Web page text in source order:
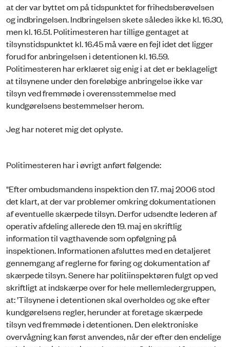
at der var byttet om på tidspunktet for frihedsberøvelsen
og indbringelsen. Indbringelsen skete således ikke kl. 16.30,
men kl. 16.51. Politimesteren har tillige gentaget at
tilsynstidspunktet kl. 16.45 må være en fejl idet det ligger
forud for anbringelsen i detentionen kl. 16.59.
Politimesteren har erklæret sig enig i at det er beklageligt
at tilsynene under den foreløbige anbringelse ikke var
tilsyn ved fremmøde i overensstemmelse med
kundgørelsens bestemmelser herom.
Jeg har noteret mig det oplyste.
Politimesteren har i øvrigt anført følgende:
"Efter ombudsmandens inspektion den 17. maj 2006 stod
det klart, at der var problemer omkring dokumentationen
af eventuelle skærpede tilsyn. Derfor udsendte lederen af
operativ afdeling allerede den 19. maj en skriftlig
information til vagthavende som opfølgning på
inspektionen. Informationen afsluttes med en detaljeret
gennemgang af reglerne for føring og dokumentation af
skærpede tilsyn. Senere har politiinspektøren fulgt op ved
skriftligt at indskærpe over for hele mellemledergruppen,
at: ’Tilsynene i detentionen skal overholdes og ske efter
kundgørelsens regler, herunder at foretage skærpede
tilsyn ved fremmøde i detentionen. Den elektroniske
overvågning kan først anvendes, når der efter den endelige